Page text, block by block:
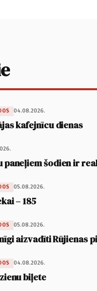
04.08.2026.
kafejnīcu dienas
paneļiem šodien ir
05.08.2026.
– 185
05.08.2026.
aizvadīti Rūjienas
04.08.2026.
biļete